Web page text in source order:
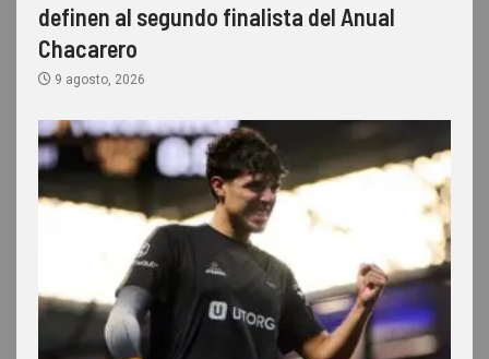
definen al segundo finalista del Anual
Chacarero
9 agosto, 2026